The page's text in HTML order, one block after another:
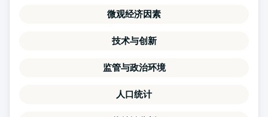
微观经济因素
技术与创新
监管与政治环境
人口统计